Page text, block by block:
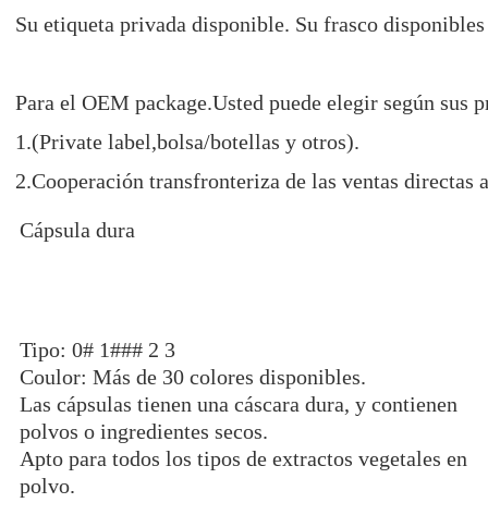
Su etiqueta privada disponible. Su frasco
Para el OEM package.Usted puede elegir según sus
1.(Private label,bolsa/botellas y otros).
2.Cooperación transfronteriza de las ventas directas
Cápsula dura
Tipo: 0# 1### 2 3
Coulor: Más de 30 colores disponibles.
Las cápsulas tienen una cáscara dura, y contienen
polvos o ingredientes secos.
Apto para todos los tipos de extractos vegetales en
polvo.